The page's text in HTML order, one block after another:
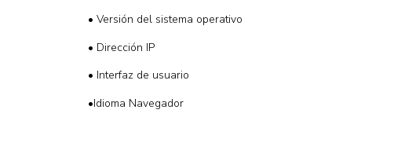
• Versión del sistema operativo
• Dirección IP
• Interfaz de usuario
•Idioma Navegador